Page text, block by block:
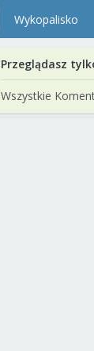
Wykopalisko
Przeglądasz
Wszystkie